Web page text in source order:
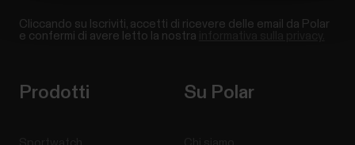
Cliccando su Iscriviti, accetti di ricevere delle email da Polar
e confermi di avere letto la nostra
Prodotti Su Polar